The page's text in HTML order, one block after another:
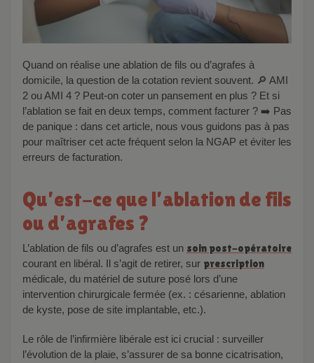
Quand on réalise une ablation de fils ou d’agrafes à
domicile, la question de la cotation revient souvent. 🔎 AMI
2 ou AMI 4 ? Peut-on coter un pansement en plus ? Et si
l’ablation se fait en deux temps, comment facturer ? ➡️ Pas
de panique : dans cet article, nous vous guidons pas à pas
pour maîtriser cet acte fréquent selon la NGAP et éviter les
erreurs de facturation.
Qu’est-ce que l’ablation de fils
ou d’agrafes ?
L’ablation de fils ou d’agrafes est un soin post-opératoire
courant en libéral. Il s’agit de retirer, sur prescription
médicale, du matériel de suture posé lors d’une
intervention chirurgicale fermée (ex. : césarienne, ablation
de kyste, pose de site implantable, etc.).
Le rôle de l’infirmière libérale est ici crucial : surveiller
l’évolution de la plaie, s’assurer de sa bonne cicatrisation,